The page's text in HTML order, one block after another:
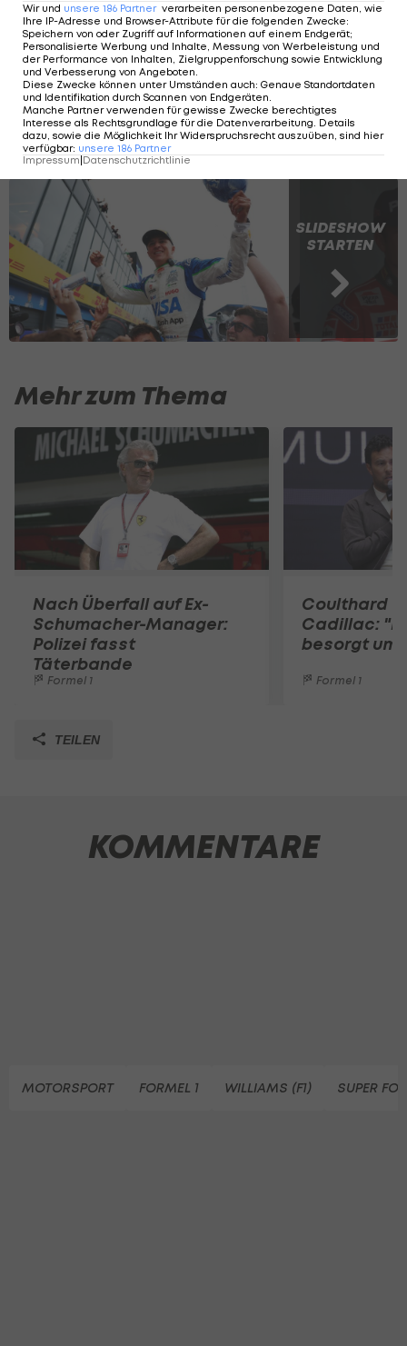
Wolff über
Schummelvorwürfe:
"Völliger Blödsinn"
Formel 1
Die jüngsten Fahrer auf einem F1-Podium
SLIDESHOW
STARTEN
Mehr zum Thema
Nach Überfall auf Ex-
Schumacher-Manager:
Polizei fasst
Täterbande
Formel 1
Coulthard
Cadillac:
besorgt um
Formel 1
TEILEN
KOMMENTARE
MOTORSPORT FORMEL 1 WILLIAMS (F1) SUPER
Wir und unsere 186 Partner verarbeiten personenbezogene Daten, wie
Ihre IP-Adresse und Browser-Attribute für die folgenden Zwecke:
Speichern von oder Zugriff auf Informationen auf einem Endgerät;
Personalisierte Werbung und Inhalte, Messung von Werbeleistung und
der Performance von Inhalten, Zielgruppenforschung sowie Entwicklung
und Verbesserung von Angeboten
Diese Zwecke können unter Umständen auch: Genaue Standortdaten
und Identifikation durch Scannen von Endgeräten
Manche Partner verwenden für gewisse Zwecke berechtigtes
Interesse als Rechtsgrundlage für die Datenverarbeitung. Details
dazu, sowie die Möglichkeit Ihr Widerspruchsrecht auszuüben, sind hier
verfügbar: unsere 186 Partner
Impressum|Datenschutzrichtlinie